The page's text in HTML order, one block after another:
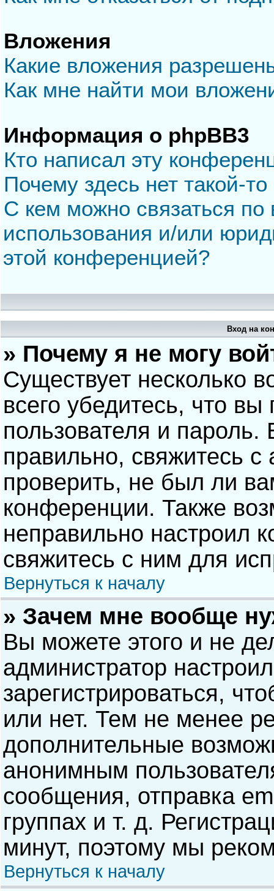
Вложения
Какие вложения
Как мне найти мои
Информация о phpBB3
Кто написал эту
Почему здесь нет такой-
С кем можно связаться по
использования и/или
этой конференцией?
Вход на
» Почему я не могу
Существует несколько
всего убедитесь, что
пользователя и
правильно, свяжитесь
проверить, не был ли
конференции. Также
неправильно настроил
свяжитесь с ним для
Вернуться к началу
» Зачем мне вообще
Вы можете этого и не
администратор
зарегистрироваться,
или нет. Тем не менее
дополнительные
анонимным
сообщения, отправка
группах и т. д.
минут, поэтому мы
Вернуться к началу